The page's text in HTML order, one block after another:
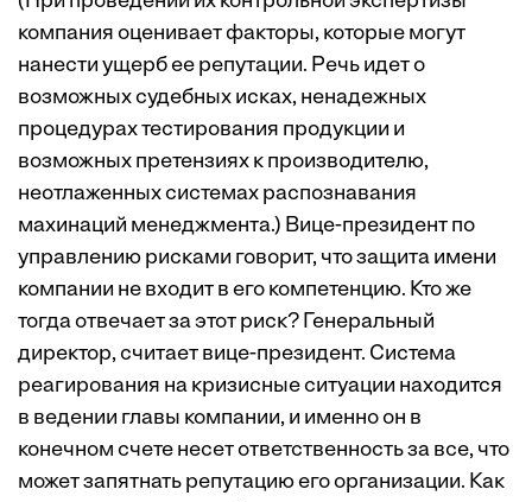
компания оценивает факторы, которые могут
нанести ущерб ее репутации. Речь идет о
возможных судебных исках, ненадежных
процедурах тестирования продукции и
возможных претензиях к производителю,
неотлаженных системах распознавания
махинаций менеджмента.) Вице-президент по
управлению рисками говорит, что защита имени
компании не входит в его компетенцию. Кто же
тогда отвечает за этот риск? Генеральный
директор, считает вице-президент. Система
реагирования на кризисные ситуации находится
в ведении главы компании, и именно он в
конечном счете несет ответственность за все, что
может запятнать репутацию его организации. Как